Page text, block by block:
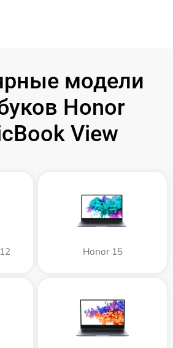
модели
Honor
View
Honor 15